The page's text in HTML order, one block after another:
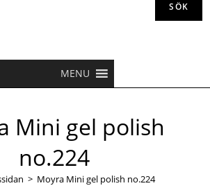
SÖK
MENU
Mini gel polish
no.224
> Moyra Mini gel polish no.224